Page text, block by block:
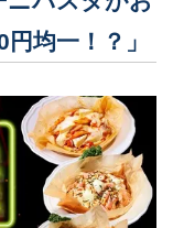
均一！？」